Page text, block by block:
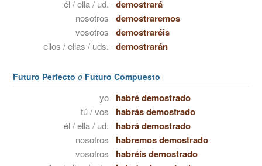
él / ella / ud. demostrará
nosotros demostraremos
vosotros demostraréis
ellos / ellas / uds. demostrarán
Futuro Perfecto o Futuro Compuesto
yo habré demostrado
tú / vos habrás demostrado
él / ella / ud. habrá demostrado
nosotros habremos demostrado
vosotros habréis demostrado